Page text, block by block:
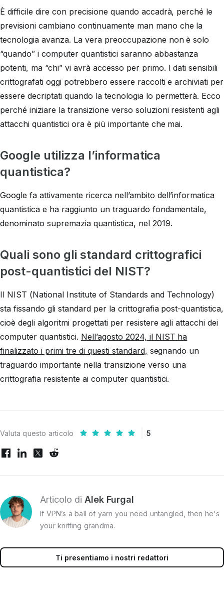
È difficile dire con precisione quando accadrà, perché le
previsioni cambiano continuamente man mano che la
tecnologia avanza. La vera preoccupazione non è solo
“quando” i computer quantistici saranno abbastanza
potenti, ma “chi” vi avrà accesso per primo. I dati sensibili
crittografati oggi potrebbero essere raccolti e archiviati per
essere decriptati quando la tecnologia lo permetterà. Ecco
perché iniziare la transizione verso soluzioni resistenti agli
attacchi quantistici ora è più importante che mai.
Google utilizza l’informatica
quantistica?
Google fa attivamente ricerca nell’ambito dell’informatica
quantistica e ha raggiunto un traguardo fondamentale,
denominato supremazia quantistica, nel 2019.
Quali sono gli standard crittografici
post-quantistici del NIST?
Il NIST (National Institute of Standards and Technology)
sta fissando gli standard per la crittografia post-quantistica,
cioè degli algoritmi progettati per resistere agli attacchi dei
computer quantistici. Nell’agosto 2024, il NIST ha
finalizzato i primi tre di questi standard, segnando un
traguardo importante nella transizione verso una
crittografia resistente ai computer quantistici.
Valuta questo articolo 5
Articolo di Alek Furgal
If VPN’s a ball of yarn you need untangled, then he's
your knitting grandma.
Ti presentiamo i nostri redattori